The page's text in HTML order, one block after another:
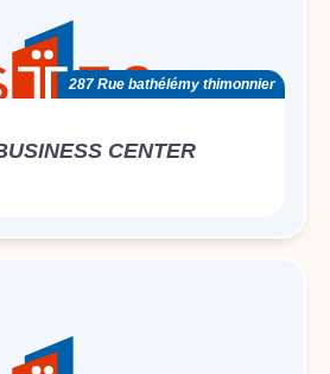
287 Rue bathélémy thimonnier
CENTER